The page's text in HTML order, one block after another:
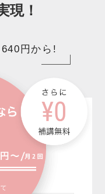
現！
円から!